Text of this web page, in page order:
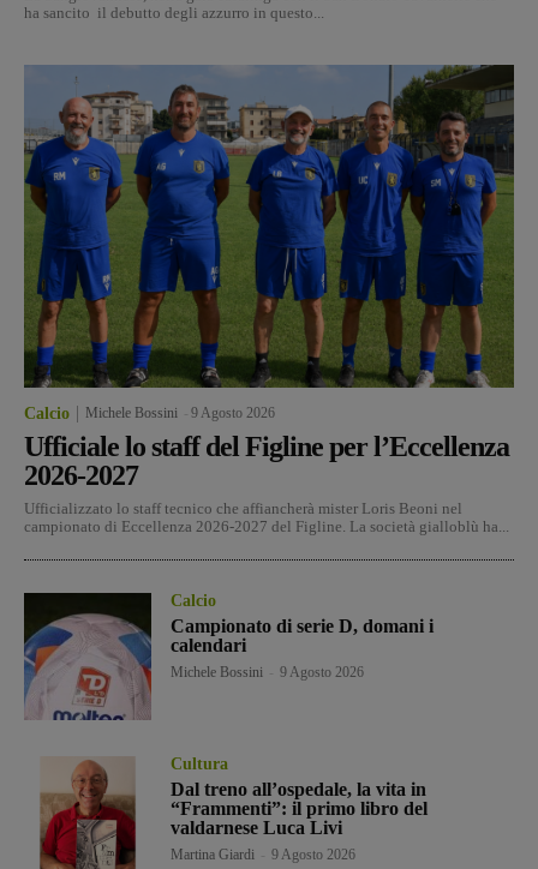
ha sancito il debutto degli azzurro in questo...
Calcio Michele Bossini 9 Agosto 2026
Ufficiale lo staff del Figline per l’Eccellenza
2026-2027
Ufficializzato lo staff tecnico che affiancherà mister Loris Beoni nel
campionato di Eccellenza 2026-2027 del Figline. La società gialloblù ha...
Calcio
Campionato di serie D, domani i
calendari
Michele Bossini 9 Agosto 2026
Cultura
Dal treno all’ospedale, la vita in
“Frammenti”: il primo libro del
valdarnese Luca Livi
Martina Giardi 9 Agosto 2026